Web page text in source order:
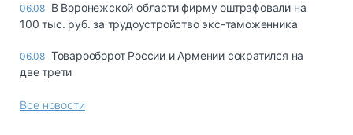
06.08 В Воронежской области фирму оштрафовали на
100 тыс. руб. за трудоустройство экс-таможенника
06.08 Товарооборот России и Армении сократился на
две трети
Все новости